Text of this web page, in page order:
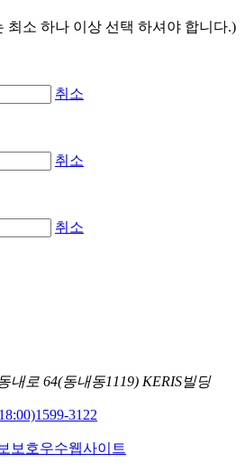
최소 하나 이상 선택 하셔야 합니다.)
취소
취소
취소
내로 64(동내동1119) KERIS빌딩
1599-3122